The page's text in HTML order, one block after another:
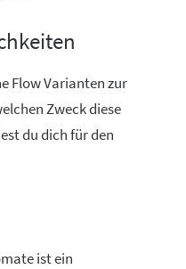
Flow Varianten zur
Zweck diese
du dich für den
ist ein